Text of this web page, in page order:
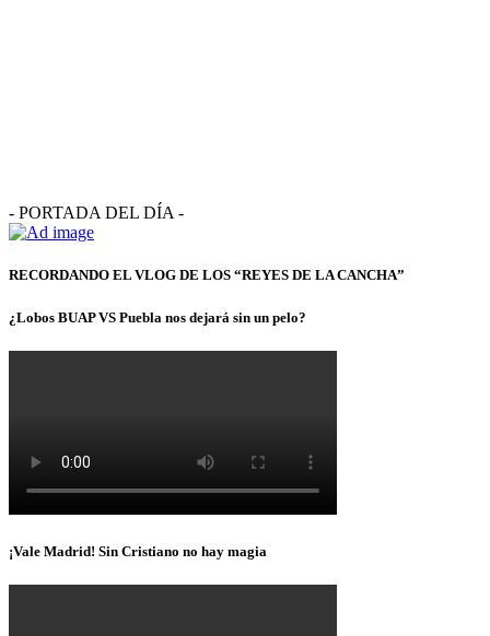
- PORTADA DEL DÍA -
RECORDANDO EL VLOG DE LOS “REYES DE LA CANCHA”
¿Lobos BUAP VS Puebla nos dejará sin un pelo?
¡Vale Madrid! Sin Cristiano no hay magia